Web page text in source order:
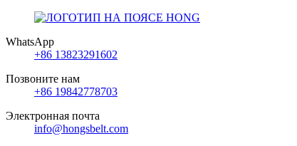
WhatsApp
+86 13823291602
Позвоните нам
+86 19842778703
Электронная почта
info@hongsbelt.com